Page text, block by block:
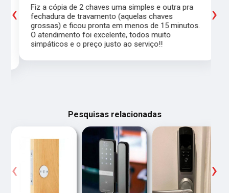
Fiz a cópia de 2 chaves uma simples e outra pra
fechadura de travamento (aquelas chaves
grossas) e ficou pronta em menos de 15 minutos.
O atendimento foi excelente, todos muito
simpáticos e o preço justo ao serviço!!
‹ ›
Pesquisas relacionadas
‹ ›